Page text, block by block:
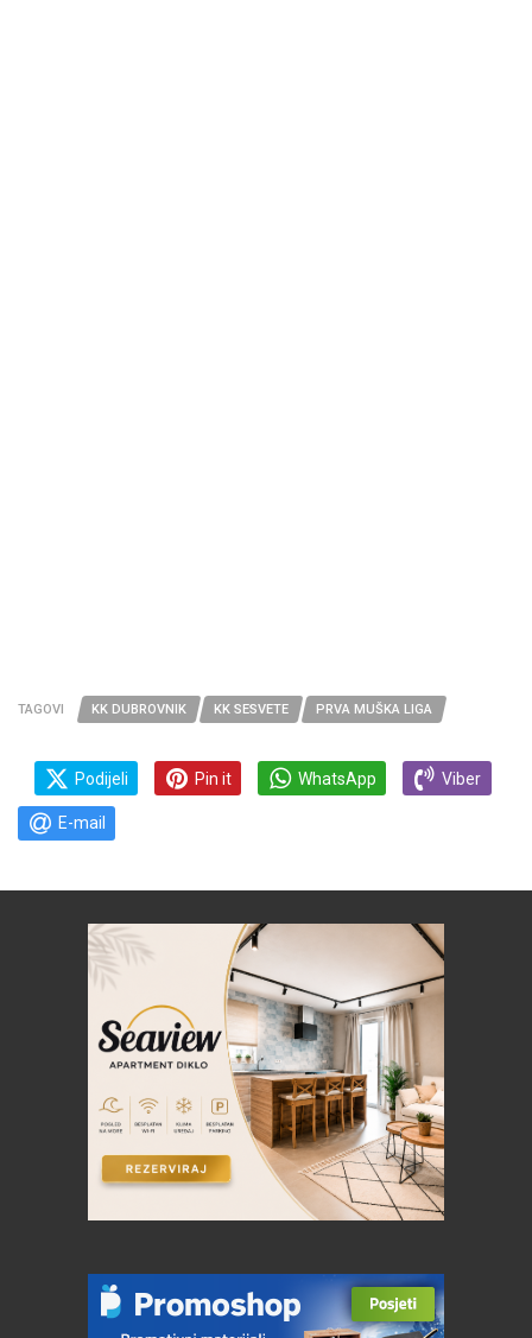
TAGOVI KK DUBROVNIK KK SESVETE PRVA MUŠKA LIGA
Podijeli Pin it WhatsApp Viber
E-mail